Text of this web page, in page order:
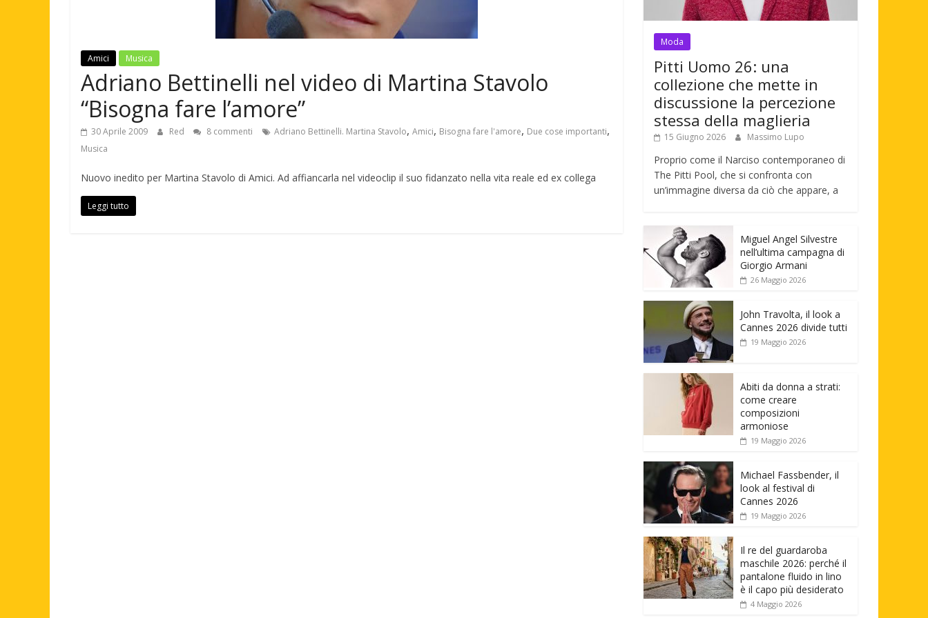
Amici Musica
Adriano Bettinelli nel video di Martina Stavolo
“Bisogna fare l’amore”
30 Aprile 2009 Red 8 commenti Adriano Bettinelli. Martina Stavolo, Amici, Bisogna fare l'amore, Due cose importanti,
Musica
Nuovo inedito per Martina Stavolo di Amici. Ad affiancarla nel videoclip il suo fidanzato nella vita reale ed ex collega
Leggi tutto
Moda
Pitti Uomo 26: una
collezione che mette in
discussione la percezione
stessa della maglieria
15 Giugno 2026 Massimo Lupo
Proprio come il Narciso contemporaneo di
The Pitti Pool, che si confronta con
un’immagine diversa da ciò che appare, a
Miguel Angel Silvestre
nell’ultima campagna di
Giorgio Armani
26 Maggio 2026
John Travolta, il look a
Cannes 2026 divide tutti
19 Maggio 2026
Abiti da donna a strati:
come creare
composizioni
armoniose
19 Maggio 2026
Michael Fassbender, il
look al festival di
Cannes 2026
19 Maggio 2026
Il re del guardaroba
maschile 2026: perché il
pantalone fluido in lino
è il capo più desiderato
4 Maggio 2026